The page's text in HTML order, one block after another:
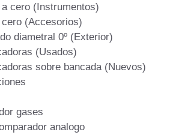
cero (Instrumentos)
cero (Accesorios)
diametral 0º (Exterior)
(Usados)
sobre bancada (Nuevos)
gases
analogo